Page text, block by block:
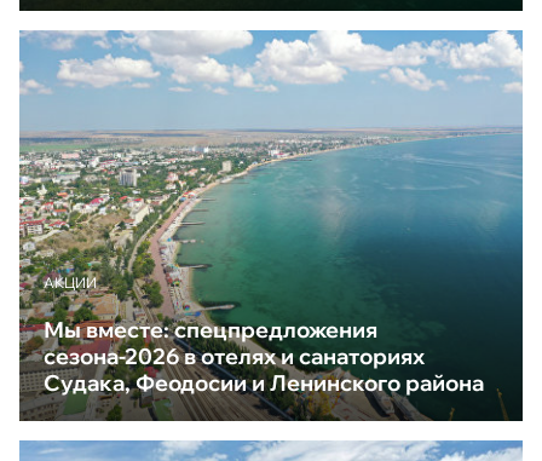
АКЦИИ
Мы вместе: спецпредложения
сезона-2026 в отелях и санаториях
Судака, Феодосии и Ленинского района